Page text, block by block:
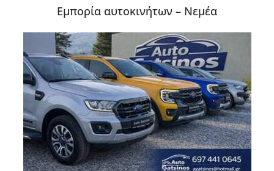
Εμπορία αυτοκινήτων – Νεμέα